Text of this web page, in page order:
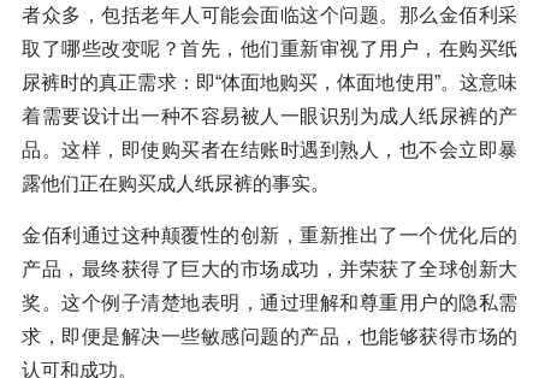
者众多，包括老年人可能会面临这个问题。那么金佰利采
取了哪些改变呢？首先，他们重新审视了用户，在购买纸
尿裤时的真正需求：即“体面地购买，体面地使用”。这意味
着需要设计出一种不容易被人一眼识别为成人纸尿裤的产
品。这样，即使购买者在结账时遇到熟人，也不会立即暴
露他们正在购买成人纸尿裤的事实。
金佰利通过这种颠覆性的创新，重新推出了一个优化后的
产品，最终获得了巨大的市场成功，并荣获了全球创新大
奖。这个例子清楚地表明，通过理解和尊重用户的隐私需
求，即便是解决一些敏感问题的产品，也能够获得市场的
认可和成功。